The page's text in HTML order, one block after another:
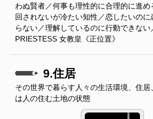
わぬ賢者／何事も理性的に合理的に進め
回されないが冷たい知性／恋したいの
らない／理解しているのに行動できない
PRIESTESS 女教皇《正位置》
9.住居
その世界で暮らす人々の生活環境、住居
は人の住む土地の状態